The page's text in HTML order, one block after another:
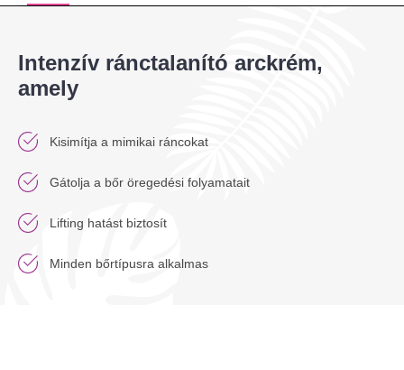
Intenzív ránctalanító arckrém,
amely
Kisimítja a mimikai ráncokat
Gátolja a bőr öregedési folyamatait
Lifting hatást biztosít
Minden bőrtípusra alkalmas